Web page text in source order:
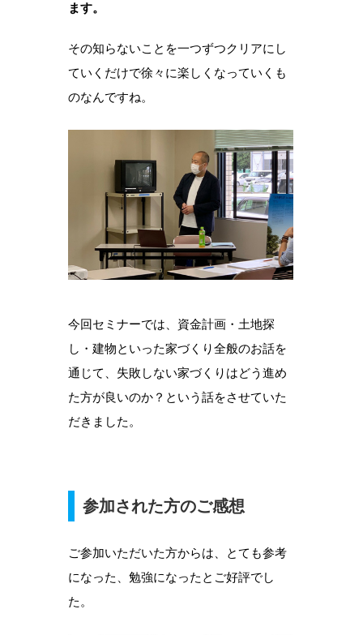
ます。
その知らないことを一つずつクリアにし
ていくだけで徐々に楽しくなっていくも
のなんですね。
今回セミナーでは、資金計画・土地探
し・建物といった家づくり全般のお話を
通じて、失敗しない家づくりはどう進め
た方が良いのか？という話をさせていた
だきました。
参加された方のご感想
ご参加いただいた方からは、とても参考
になった、勉強になったとご好評でし
た。